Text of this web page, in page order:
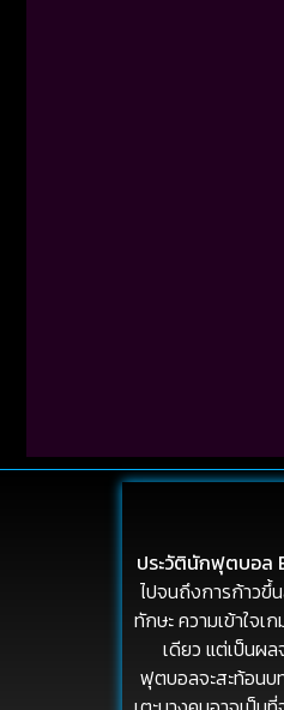
ประวัตินักฟุตบอล
ไปจนถึงการก้าว
ทักษะ ความเข้าใจ
เดียว แต่เป็นผ
ฟุตบอลจะสะท้อนบ